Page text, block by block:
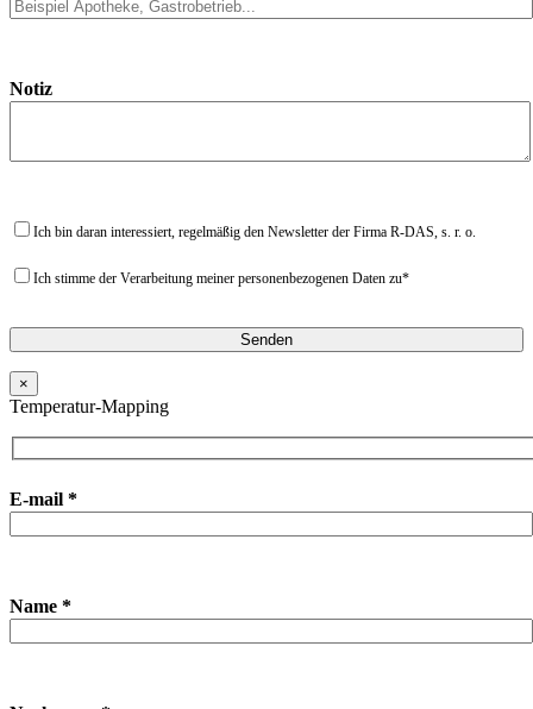
Notiz
Ich bin daran interessiert, regelmäßig den Newsletter der Firma R-DAS, s. r. o.
Ich stimme der Verarbeitung meiner personenbezogenen Daten zu*
×
Temperatur-Mapping
E-mail *
Name *